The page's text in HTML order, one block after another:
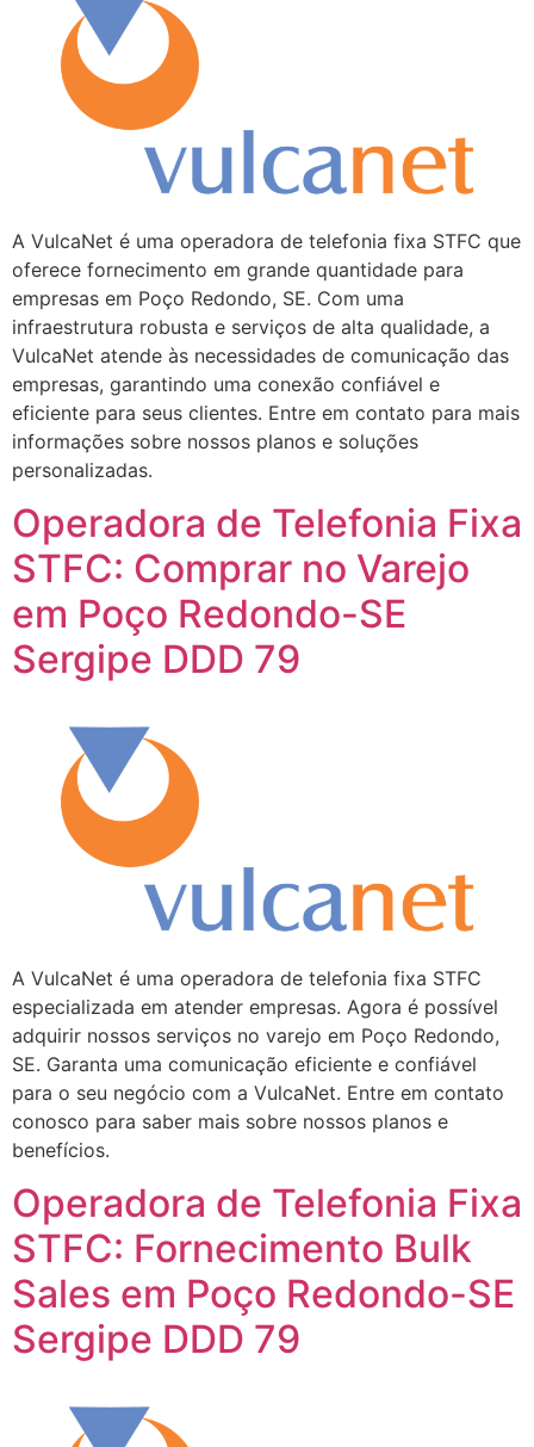
A VulcaNet é uma operadora de telefonia fixa STFC que
oferece fornecimento em grande quantidade para
empresas em Poço Redondo, SE. Com uma
infraestrutura robusta e serviços de alta qualidade, a
VulcaNet atende às necessidades de comunicação das
empresas, garantindo uma conexão confiável e
eficiente para seus clientes. Entre em contato para mais
informações sobre nossos planos e soluções
personalizadas.
Operadora de Telefonia Fixa
STFC: Comprar no Varejo
em Poço Redondo-SE
Sergipe DDD 79
A VulcaNet é uma operadora de telefonia fixa STFC
especializada em atender empresas. Agora é possível
adquirir nossos serviços no varejo em Poço Redondo,
SE. Garanta uma comunicação eficiente e confiável
para o seu negócio com a VulcaNet. Entre em contato
conosco para saber mais sobre nossos planos e
benefícios.
Operadora de Telefonia Fixa
STFC: Fornecimento Bulk
Sales em Poço Redondo-SE
Sergipe DDD 79